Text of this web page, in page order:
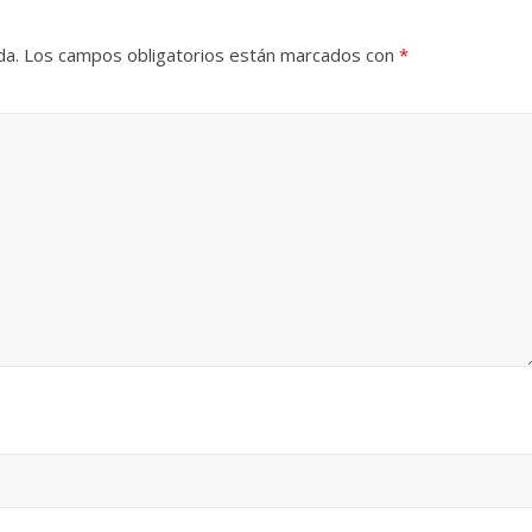
Los campos obligatorios están marcados con *